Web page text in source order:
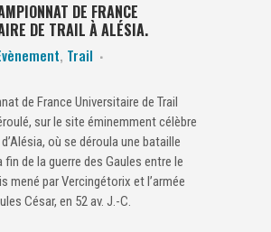
DE FRANCE
DE TRAIL À ALÉSIA.
, Trail
de France Universitaire de Trail
sur le site éminemment célèbre
où se déroula une bataille
fin de la guerre des Gaules entre le
mené par Vercingétorix et l’armée
César, en 52 av. J.-C.